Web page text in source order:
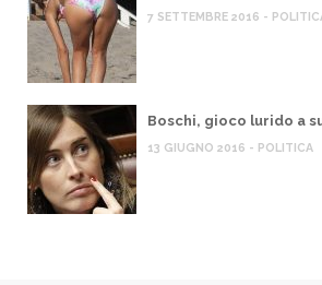
7 SETTEMBRE 2016 -
Boschi, gioco lurido a
13 GIUGNO 2016 - POLITICA